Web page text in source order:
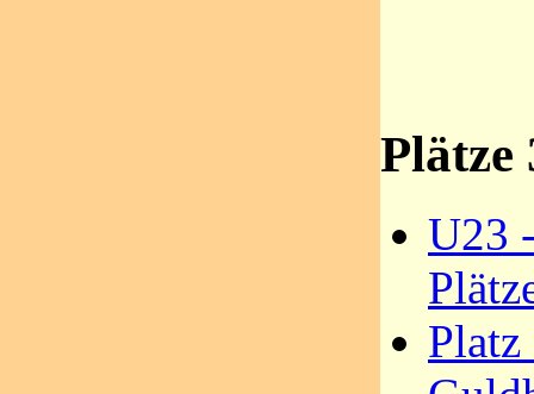
Plätze
U23
Platz